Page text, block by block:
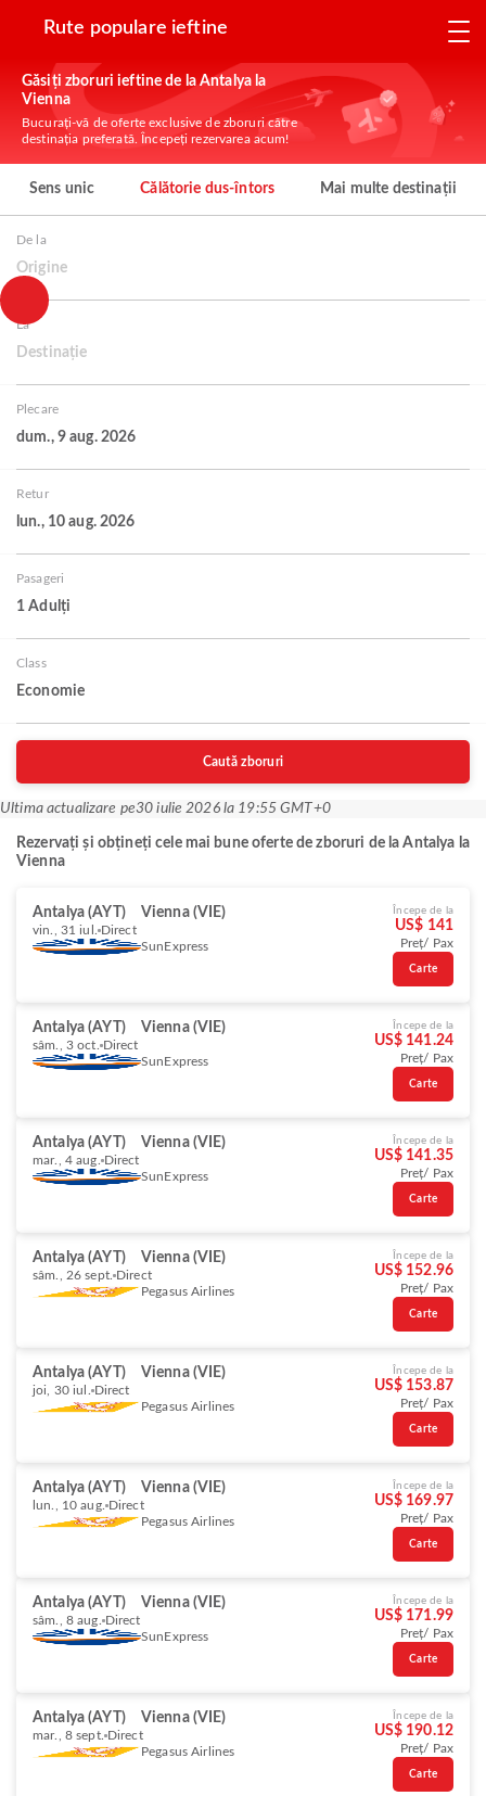
Rute populare ieftine
Găsiți zboruri ieftine de la Antalya la
Vienna
Bucurați-vă de oferte exclusive de zboruri către
destinația preferată. Începeți rezervarea acum!
Sens unic Călătorie dus-întors Mai multe destinații
De la
Origine
La
Destinație
Plecare
dum., 9 aug. 2026
Retur
lun., 10 aug. 2026
Pasageri
1 Adulți
Class
Economie
Caută zboruri
Ultima actualizare pe30 iulie 2026 la 19:55 GMT+0
Rezervați și obțineți cele mai bune oferte de zboruri de la Antalya la
Vienna
Antalya (AYT) Vienna (VIE)
vin., 31 iul.
Direct
SunExpress
Începe de la
US$ 141
Preț/ Pax
Carte
Antalya (AYT) Vienna (VIE)
sâm., 3 oct. Direct
SunExpress
Începe de la
US$ 141.24
Preț/ Pax
Carte
Antalya (AYT) Vienna (VIE)
mar., 4 aug. Direct
SunExpress
Începe de la
US$ 141.35
Preț/ Pax
Carte
Antalya (AYT) Vienna (VIE)
sâm., 26 sept. Direct
Pegasus Airlines
Începe de la
US$ 152.96
Preț/ Pax
Carte
Antalya (AYT) Vienna (VIE)
joi, 30 iul.
Direct
Pegasus Airlines
Începe de la
US$ 153.87
Preț/ Pax
Carte
Antalya (AYT) Vienna (VIE)
lun., 10 aug. Direct
Pegasus Airlines
Începe de la
US$ 169.97
Preț/ Pax
Carte
Antalya (AYT) Vienna (VIE)
sâm., 8 aug. Direct
SunExpress
Începe de la
US$ 171.99
Preț/ Pax
Carte
Antalya (AYT) Vienna (VIE)
mar., 8 sept. Direct
Pegasus Airlines
Începe de la
US$ 190.12
Preț/ Pax
Carte